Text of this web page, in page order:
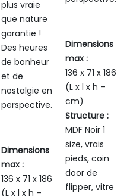
plus vraie
que nature
garantie !
Des heures
de bonheur
et de
nostalgie en
perspective.
Dimensions
max :
136 x 71 x 186
(L x l x h –
Dimensions
max :
136 x 71 x 186
(L x l x h –
cm)
Structure :
MDF Noir 1
size, vrais
pieds, coin
door de
flipper, vitre